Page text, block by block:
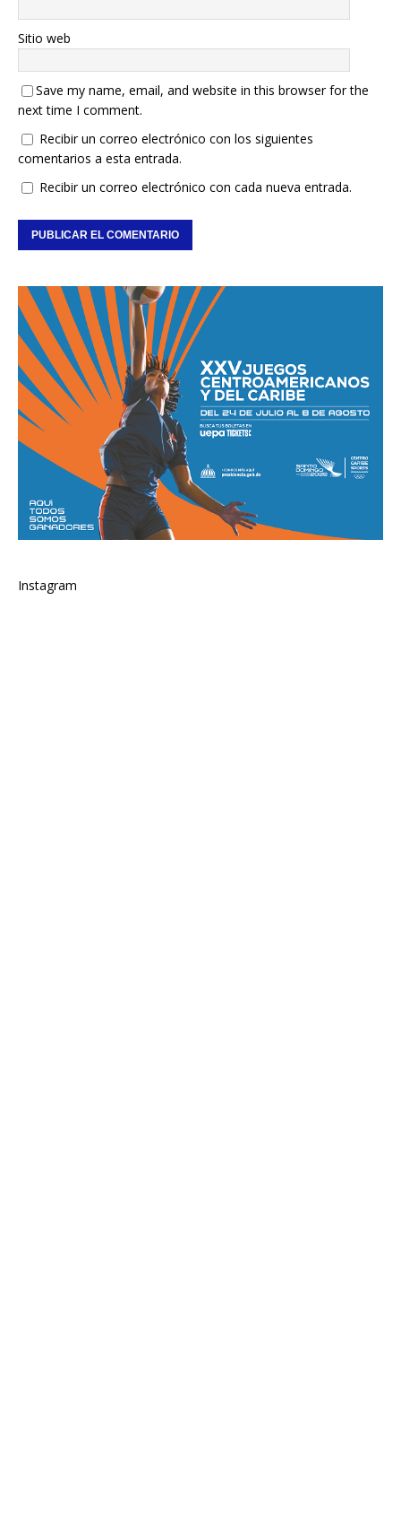
Sitio web
Save my name, email, and website in this browser for the
next time I comment.
Recibir un correo electrónico con los siguientes
comentarios a esta entrada.
Recibir un correo electrónico con cada nueva entrada.
Instagram